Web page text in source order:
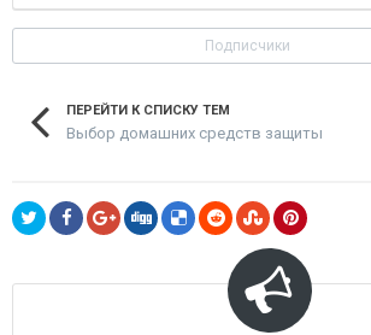
Подписчики
ПЕРЕЙТИ К СПИСКУ ТЕМ
Выбор домашних средств защиты